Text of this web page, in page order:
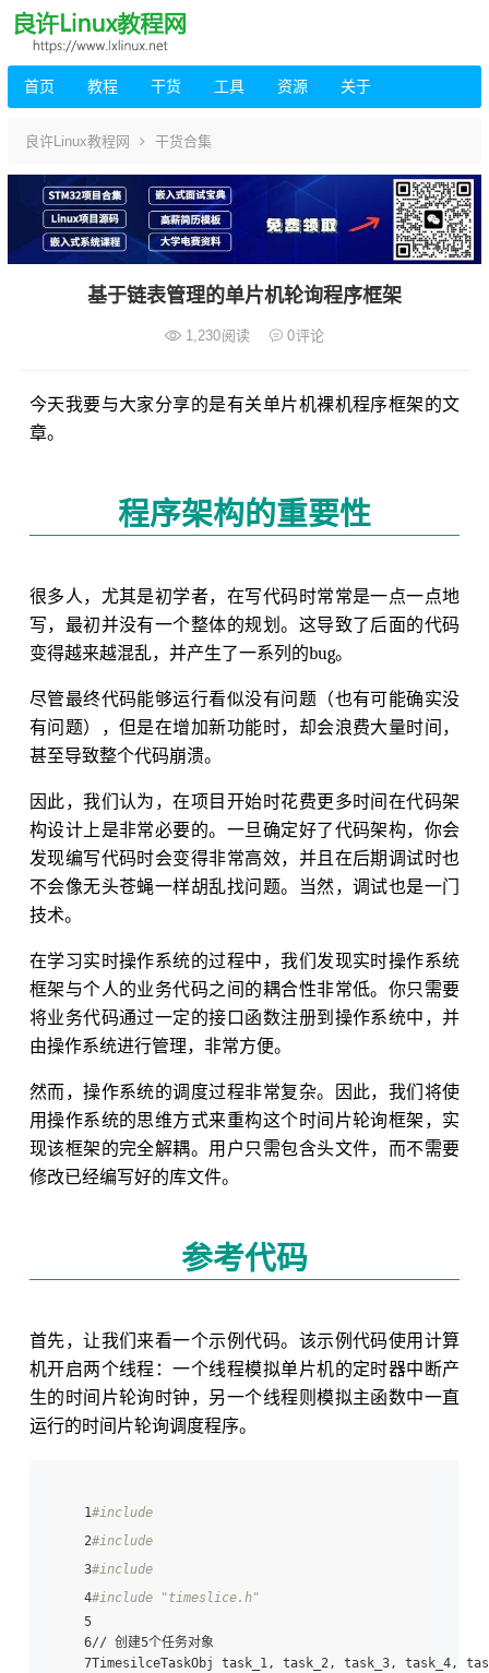
首页 教程 干货 工具 资源 关于
良许Linux教程网 干货合集
基于链表管理的单片机轮询程序框架
1,230阅读 0评论
今天我要与大家分享的是有关单片机裸机程序框架的文
章。
程序架构的重要性
很多人，尤其是初学者，在写代码时常常是一点一点地
写，最初并没有一个整体的规划。这导致了后面的代码
变得越来越混乱，并产生了一系列的bug。
尽管最终代码能够运行看似没有问题（也有可能确实没
有问题），但是在增加新功能时，却会浪费大量时间，
甚至导致整个代码崩溃。
因此，我们认为，在项目开始时花费更多时间在代码架
构设计上是非常必要的。一旦确定好了代码架构，你会
发现编写代码时会变得非常高效，并且在后期调试时也
不会像无头苍蝇一样胡乱找问题。当然，调试也是一门
技术。
在学习实时操作系统的过程中，我们发现实时操作系统
框架与个人的业务代码之间的耦合性非常低。你只需要
将业务代码通过一定的接口函数注册到操作系统中，并
由操作系统进行管理，非常方便。
然而，操作系统的调度过程非常复杂。因此，我们将使
用操作系统的思维方式来重构这个时间片轮询框架，实
现该框架的完全解耦。用户只需包含头文件，而不需要
修改已经编写好的库文件。
参考代码
首先，让我们来看一个示例代码。该示例代码使用计算
机开启两个线程：一个线程模拟单片机的定时器中断产
生的时间片轮询时钟，另一个线程则模拟主函数中一直
运行的时间片轮询调度程序。
1#include
2#include
3#include
4#include "timeslice.h"
5
6// 创建5个任务对象
7TimesilceTaskObj task_1, task_2, task_3, task_4,